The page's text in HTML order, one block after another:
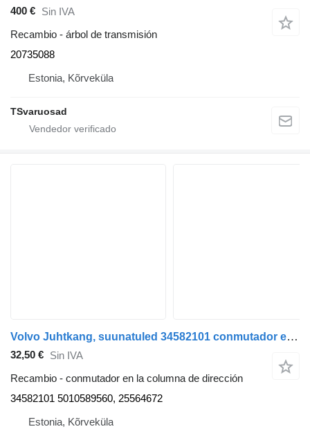
400 € Sin IVA
Recambio - árbol de transmisión
20735088
Estonia, Kõrveküla
TSvaruosad
Volvo Juhtkang, suunatuled 34582101 conmutador en la columna de dirección para Volvo FE280 camión
32,50 € Sin IVA
Recambio - conmutador en la columna de dirección
34582101 5010589560, 25564672
Estonia, Kõrveküla